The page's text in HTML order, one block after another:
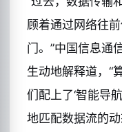
顾着通过网络往
门。”中国信息通
生动地解释道，“
们配上了‘智能导
地匹配数据流的